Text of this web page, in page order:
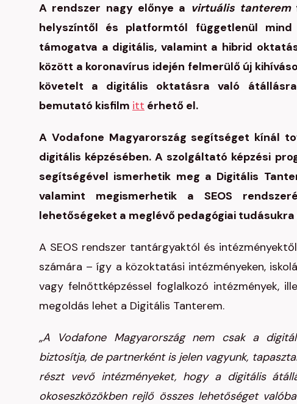
A rendszer nagy előnye a virtuális tanterem
helyszíntől és platformtól függetlenül
támogatva a digitális, valamint a hibrid
között a koronavírus idején felmerülő új
követelt a digitális oktatásra való
bemutató kisfilm itt érhető el.
A Vodafone Magyarország segítséget kínál
digitális képzésében. A szolgáltató képzési
segítségével ismerhetik meg a Digitális
valamint megismerhetik a SEOS
lehetőségeket a meglévő pedagógiai
A SEOS rendszer tantárgyaktól és
számára – így a közoktatási intézményeken,
vagy felnőttképzéssel foglalkozó intézmények,
megoldás lehet a Digitális Tanterem.
„A Vodafone Magyarország nem csak a
biztosítja, de partnerként is jelen vagyunk,
részt vevő intézményeket, hogy a digitális
okoseszközökben rejlő összes lehetőséget